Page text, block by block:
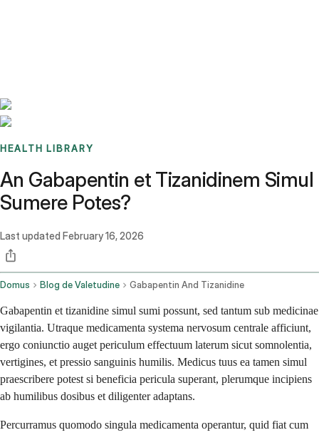
HEALTH LIBRARY
An Gabapentin et Tizanidinem Simul
Sumere Potes?
Last updated February 16, 2026
Domus Blog de Valetudine Gabapentin And Tizanidine
Gabapentin et tizanidine simul sumi possunt, sed tantum sub medicinae
vigilantia. Utraque medicamenta systema nervosum centrale afficiunt,
ergo coniunctio auget periculum effectuum laterum sicut somnolentia,
vertigines, et pressio sanguinis humilis. Medicus tuus ea tamen simul
praescribere potest si beneficia pericula superant, plerumque incipiens
ab humilibus dosibus et diligenter adaptans.
Percurramus quomodo singula medicamenta operantur, quid fiat cum